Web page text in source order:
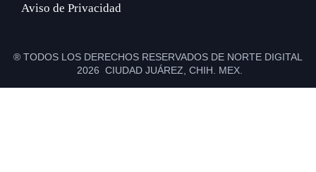
Aviso de Privacidad
® TODOS LOS DERECHOS RESERVADOS DE NORTE DIGITAL
2026 CIUDAD JUÁREZ, CHIH. MEX.